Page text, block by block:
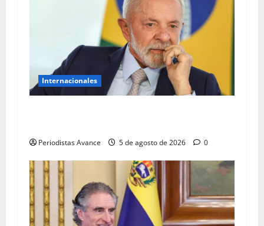
Internacionales
Periodistas Avance 5 de agosto de 2026 0